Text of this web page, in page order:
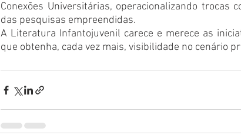
Conexões Universitárias, operacionalizando trocas
das pesquisas empreendidas.
A Literatura Infantojuvenil carece e merece as
que obtenha, cada vez mais, visibilidade no cenário